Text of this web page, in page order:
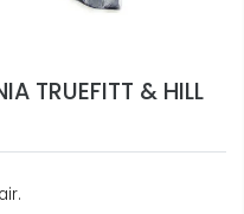
TRUEFITT & HILL